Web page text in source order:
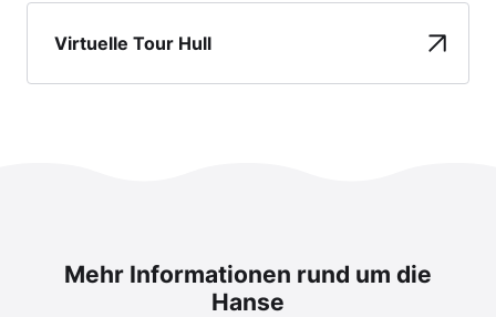
Virtuelle Tour Hull
Mehr Informationen rund um die
Hanse